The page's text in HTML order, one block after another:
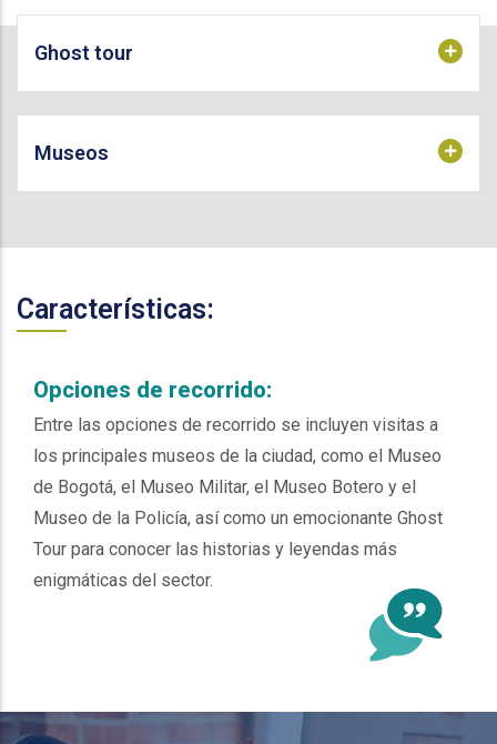
Ghost tour
Museos
Características:
Opciones de recorrido:
Entre las opciones de recorrido se incluyen visitas a
los principales museos de la ciudad, como el Museo
de Bogotá, el Museo Militar, el Museo Botero y el
Museo de la Policía, así como un emocionante Ghost
Tour para conocer las historias y leyendas más
enigmáticas del sector.